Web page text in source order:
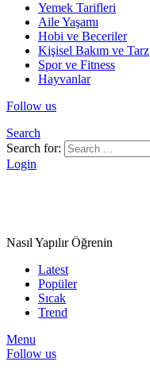
Yemek Tarifleri
Aile Yaşamı
Hobi ve Beceriler
Kişisel Bakım ve Tarz
Spor ve Fitness
Hayvanlar
Follow us
Search
Search for:
Login
Nasıl Yapılır Öğrenin
Latest
Popüler
Sıcak
Trend
Menu
Follow us